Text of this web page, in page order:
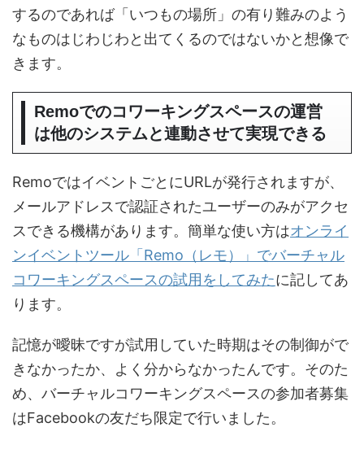
するのであれば「いつもの場所」の有り難みのよう
なものはじわじわと出てくるのではないかと想像で
きます。
Remoでのコワーキングスペースの運営
は他のシステムと連動させて実現できる
RemoではイベントごとにURLが発行されますが、
メールアドレスで認証されたユーザーのみがアクセ
スできる機構があります。簡単な使い方はオンライ
ンイベントツール「Remo（レモ）」でバーチャル
コワーキングスペースの試用をしてみたに記してあ
ります。
記憶が曖昧ですが試用していた時期はその制御がで
きなかったか、よく分からなかったんです。そのた
め、バーチャルコワーキングスペースの参加者募集
はFacebookの友だち限定で行いました。